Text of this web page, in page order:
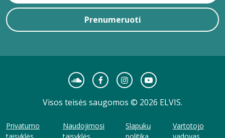
Prenumeruoti
Visos teisės saugomos © 2026 ELVIS.
Privatumo
Naudojimosi
Slapukų
Vartotojo